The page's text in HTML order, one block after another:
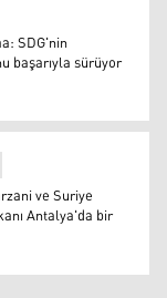
sürüyor
SDG'nin
başarıyla sürüyor
ve Suriye
ve Suriye
Antalya'da bir